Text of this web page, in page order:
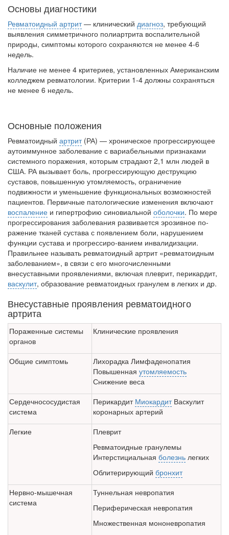
доходов медицинских
работников в
ближайшие годы. Она
встрече с журналистами ведущих...
Местная анестезия развивает кардиотоксичность
касаются увеличения риска
острой кардиотоксичности и
роста сопутствующих
осложнений от...
Закон о праве родителей находиться с детьми в
реанимации внесен в Госдуму
Соответствующий
законопроект внесен в
палату на
рассмотрение. Суть его
заключается в
нахождении одного из
родителей в
больничной палате
бесплатно, в течении всего срока лечения...
Основы диагностики
Ревматоидный артрит— клинический диагноз, требующий
выявления симме­тричного полиартрита воспалительной
природы, симптомы которого сохраня­ются не менее 4-6
недель.
Наличие не менее 4 критериев, уста­новленных Американским
колледжем ревматологии. Критерии 1-4 должны сохраняться
не менее 6 недель.
Основные положения
Ревматоидный артрит(РА) — хроническое прогрессирующее
аутоиммунное заболевание с вариабельными признаками
системного по­ражения, которым страдают 2,1 млн людей в
США. РА вызывает боль, прогрессирующую деструкцию
суставов, повышенную утомляе­мость, ограничение
подвижности и уменьше­ние функциональных возможностей
пациен­тов. Первичные патологические изменения включают
воспаление и гипертрофию сино­виальной оболочки. По мере
прогрессирова­ния заболевания развивается эрозивное по­
ражение тканей сустава с появлением боли, нарушением
функции сустава и прогрессиро-ванием инвалидизации.
Правильнее называть ревматоидный артрит «ревматоидным
заболе­ванием», в связи с его многочисленными
внесуставными проявлениями, включая плеврит, перикардит,
васкулит, образование ревматоид­ных гранулем в легких и др.
Внесуставные проявления ревматоидного
артрита
Пораженные системы
органов
Клинические проявления
Общие симптомь
Лихорадка Лимфаденопатия
Повышенная утомляемость
Снижение веса
Сердечно­сосудистая
система
Перикардит МиокардитВаскулит
коронарных артерий
Легкие
Плеврит
Ревматоидные гранулемы
Интерстициальная болезнь легких
Облитерирующий бронхит
Нервно-мышечная
система
Туннельная невропатия
Периферическая невропатия
Множественная мононевропатия